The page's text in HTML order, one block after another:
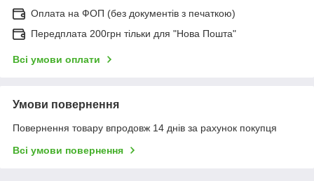
Оплата на ФОП (без документів з печаткою)
Передплата 200грн тільки для "Нова Пошта"
Всі умови оплати
Умови повернення
Повернення товару впродовж 14 днів за рахунок покупця
Всі умови повернення